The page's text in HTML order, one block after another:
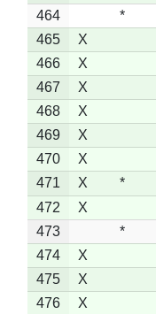
464
*
465
X
466
X
467
X
468
X
469
X
470
X
471
X *
472
X
473
*
474
X
475
X
476
X